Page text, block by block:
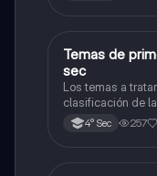
Química
Temas de
sec
Los temas a
clasificación de
y los óxidos
4° Sec 257